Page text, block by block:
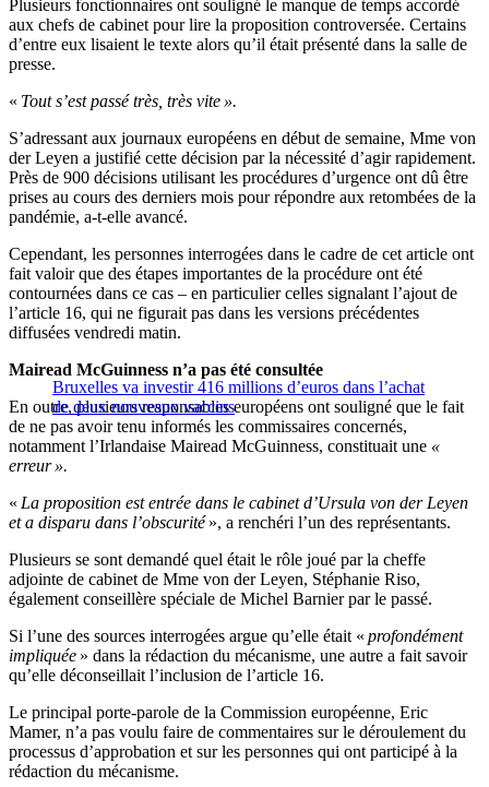
Plusieurs fonctionnaires ont souligné le manque de temps accordé
aux chefs de cabinet pour lire la proposition controversée. Certains
d’entre eux lisaient le texte alors qu’il était présenté dans la salle de
presse.
« Tout s’est passé très, très vite ».
S’adressant aux journaux européens en début de semaine, Mme von
der Leyen a justifié cette décision par la nécessité d’agir rapidement.
Près de 900 décisions utilisant les procédures d’urgence ont dû être
prises au cours des derniers mois pour répondre aux retombées de la
pandémie, a-t-elle avancé.
Cependant, les personnes interrogées dans le cadre de cet article ont
fait valoir que des étapes importantes de la procédure ont été
contournées dans ce cas – en particulier celles signalant l’ajout de
l’article 16, qui ne figurait pas dans les versions précédentes
diffusées vendredi matin.
Bruxelles va investir 416 millions d’euros dans l’achat
de deux nouveaux vaccins
Mairead McGuinness n’a pas été consultée
En outre, plusieurs responsables européens ont souligné que le fait
de ne pas avoir tenu informés les commissaires concernés,
notamment l’Irlandaise Mairead McGuinness, constituait une «
erreur ».
« La proposition est entrée dans le cabinet d’Ursula von der Leyen
et a disparu dans l’obscurité», a renchéri l’un des représentants.
Plusieurs se sont demandé quel était le rôle joué par la cheffe
adjointe de cabinet de Mme von der Leyen, Stéphanie Riso,
également conseillère spéciale de Michel Barnier par le passé.
Si l’une des sources interrogées argue qu’elle était « profondément
impliquée » dans la rédaction du mécanisme, une autre a fait savoir
qu’elle déconseillait l’inclusion de l’article 16.
Le principal porte-parole de la Commission européenne, Eric
Mamer, n’a pas voulu faire de commentaires sur le déroulement du
processus d’approbation et sur les personnes qui ont participé à la
rédaction du mécanisme.